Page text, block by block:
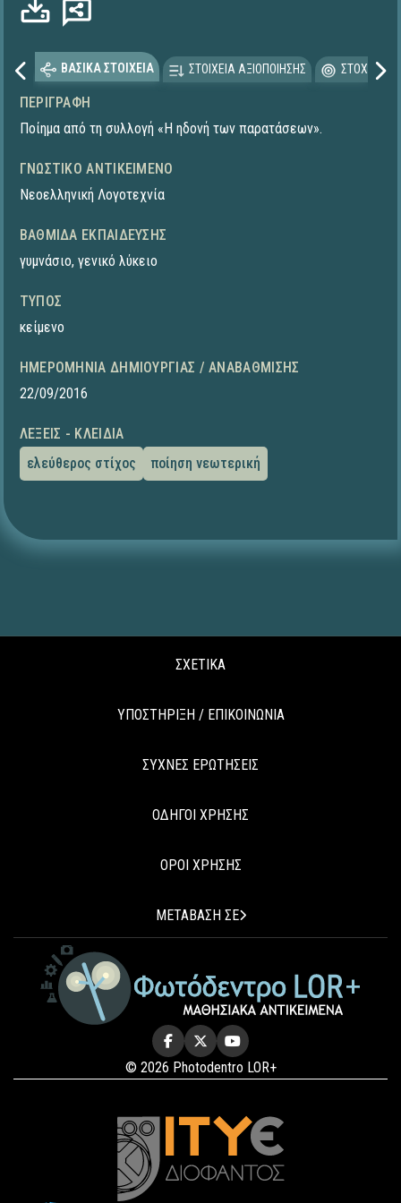
ΒΑΣΙΚΑ ΣΤΟΙΧΕΙΑ ΣΤΟΙΧΕΙΑ ΑΞΙΟΠΟΙΗΣΗΣ
ΠΕΡΙΓΡΑΦΉ
Ποίημα από τη συλλογή «Η ηδονή των παρατάσεων».
ΓΝΩΣΤΙΚΌ ΑΝΤΙΚΕΊΜΕΝΟ
Νεοελληνική Λογοτεχνία
ΒΑΘΜΊΔΑ ΕΚΠΑΊΔΕΥΣΗΣ
γυμνάσιο, γενικό λύκειο
ΤΎΠΟΣ
κείμενο
ΗΜΕΡΟΜΗΝΊΑ ΔΗΜΙΟΥΡΓΊΑΣ / ΑΝΑΒΆΘΜΙΣΗΣ
22/09/2016
ΛΈΞΕΙΣ - ΚΛΕΙΔΙΆ
ελεύθερος στίχος
ποίηση νεωτερική
ΣΧΕΤΙΚΑ
ΥΠΟΣΤΗΡΙΞΗ / ΕΠΙΚΟΙΝΩΝΙΑ
ΣΥΧΝΕΣ ΕΡΩΤΗΣΕΙΣ
ΟΔΗΓΟΙ ΧΡΗΣΗΣ
ΟΡΟΙ ΧΡΗΣΗΣ
ΜΕΤΑΒΑΣΗ ΣΕ
© 2026 Photodentro LOR+